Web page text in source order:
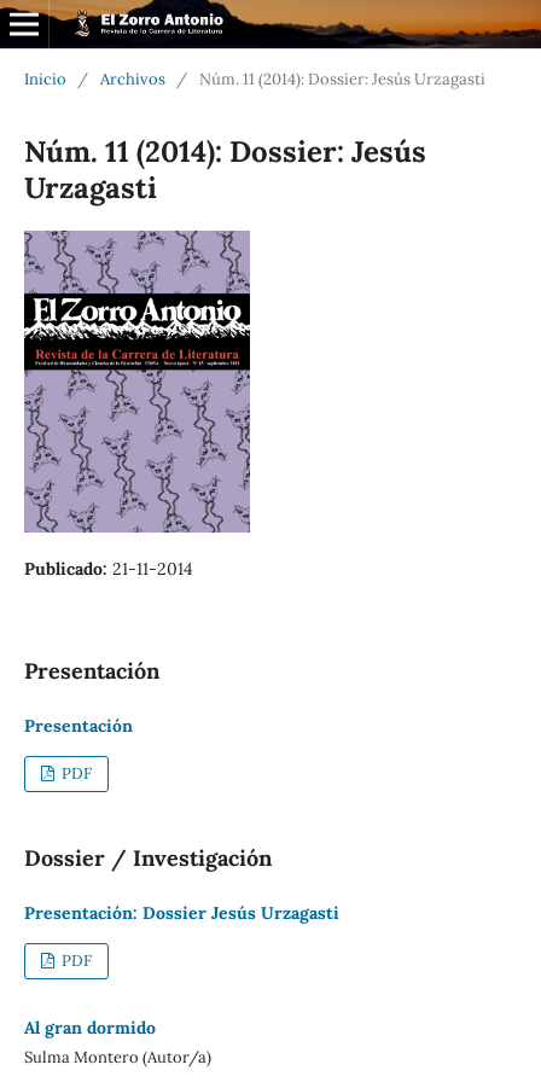
Inicio / Archivos / Núm. 11 (2014): Dossier: Jesús Urzagasti
Núm. 11 (2014): Dossier: Jesús
Urzagasti
Publicado: 21-11-2014
Presentación
Presentación
PDF
Dossier / Investigación
Presentación: Dossier Jesús Urzagasti
PDF
Al gran dormido
Sulma Montero (Autor/a)